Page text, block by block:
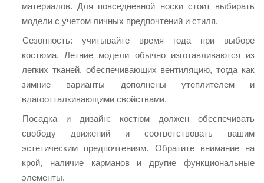
материалов. Для повседневной носки стоит выбирать
модели с учетом личных предпочтений и стиля.​
Сезонность: учитывайте время года при выборе
костюма. Летние модели обычно изготавливаются из
легких тканей, обеспечивающих вентиляцию, тогда как
зимние варианты дополнены утеплителем и
влагоотталкивающими свойствами.​
Посадка и дизайн: костюм должен обеспечивать
свободу движений и соответствовать вашим
эстетическим предпочтениям. Обратите внимание на
крой, наличие карманов и другие функциональные
элементы.​